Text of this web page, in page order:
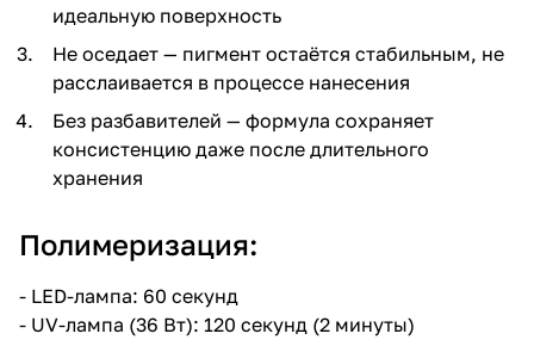
идеальную поверхность
Не оседает — пигмент остаётся стабильным, не
расслаивается в процессе нанесения
Без разбавителей — формула сохраняет
консистенцию даже после длительного
хранения
Полимеризация:
- LED-лампа: 60 секунд
- UV-лампа (36 Вт): 120 секунд (2 минуты)